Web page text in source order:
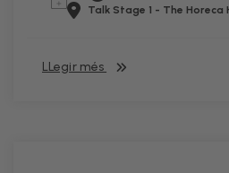
Talk Stage 1 - The Horeca
LLegir més